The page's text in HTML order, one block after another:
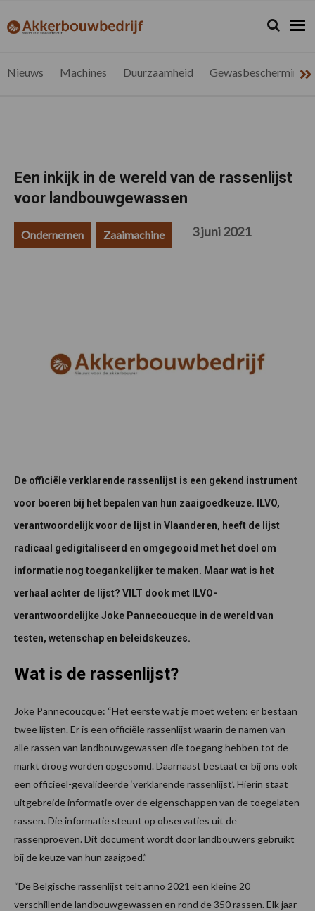
de
de
de
de
akkerbouwbedrijf.be
Nieuws
Zoeken...
Zoek
Nieuws Machines Duurzaamheid Gewasbescherming
Een inkijk in de wereld van de rassenlijst
voor landbouwgewassen
Ondernemen Zaaimachine 3 juni 2021
De officiële verklarende rassenlijst is een gekend instrument
voor boeren bij het bepalen van hun zaaigoedkeuze. ILVO,
verantwoordelijk voor de lijst in Vlaanderen, heeft de lijst
radicaal gedigitaliseerd en omgegooid met het doel om
informatie nog toegankelijker te maken. Maar wat is het
verhaal achter de lijst? VILT dook met ILVO-
verantwoordelijke Joke Pannecoucque in de wereld van
testen, wetenschap en beleidskeuzes.
Wat is de rassenlijst?
Joke Pannecoucque: “Het eerste wat je moet weten: er bestaan
twee lijsten. Er is een officiële rassenlijst waarin de namen van
alle rassen van landbouwgewassen die toegang hebben tot de
markt droog worden opgesomd. Daarnaast bestaat er bij ons ook
een officieel-gevalideerde ‘verklarende rassenlijst’. Hierin staat
uitgebreide informatie over de eigenschappen van de toegelaten
rassen. Die informatie steunt op observaties uit de
rassenproeven. Dit document wordt door landbouwers gebruikt
bij de keuze van hun zaaigoed.”
“De Belgische rassenlijst telt anno 2021 een kleine 20
verschillende landbouwgewassen en rond de 350 rassen. Elk jaar